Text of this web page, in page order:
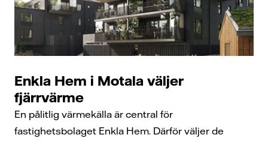
Enkla Hem i Motala väljer
fjärrvärme
En pålitlig värmekälla är central för
fastighetsbolaget Enkla Hem. Därför väljer de